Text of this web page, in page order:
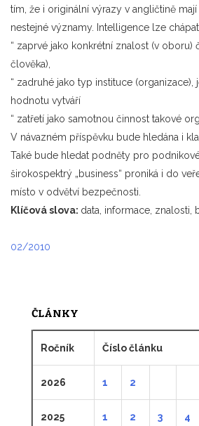
tím, že i originální výrazy v angličtině
nestejné významy. Intelligence lze
“ zaprvé jako konkrétní znalost (v oboru)
člověka),
“ zadruhé jako typ instituce (organizace),
hodnotu vytváří
“ zatřetí jako samotnou činnost takové
V návazném příspěvku bude hledána i
Také bude hledat podněty pro
širokospektrý „business“ proniká i do
místo v odvětví bezpečnosti.
Klíčová slova: data, informace, znalosti,
02/2010
ČLÁNKY
Ročník Číslo článku
2026 1 2
2025 1 2 3 4